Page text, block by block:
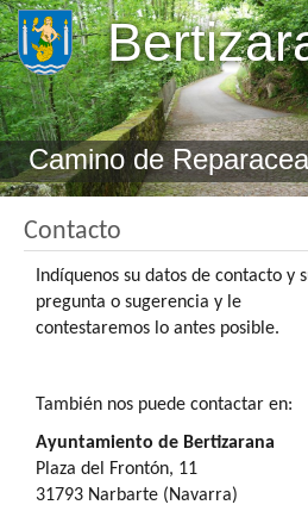
Camino de
Contacto
Indíquenos su datos de contacto y
pregunta o sugerencia y le
contestaremos lo antes posible.
También nos puede contactar en:
Ayuntamiento de Bertizarana
Plaza del Frontón, 11
31793 Narbarte (Navarra)